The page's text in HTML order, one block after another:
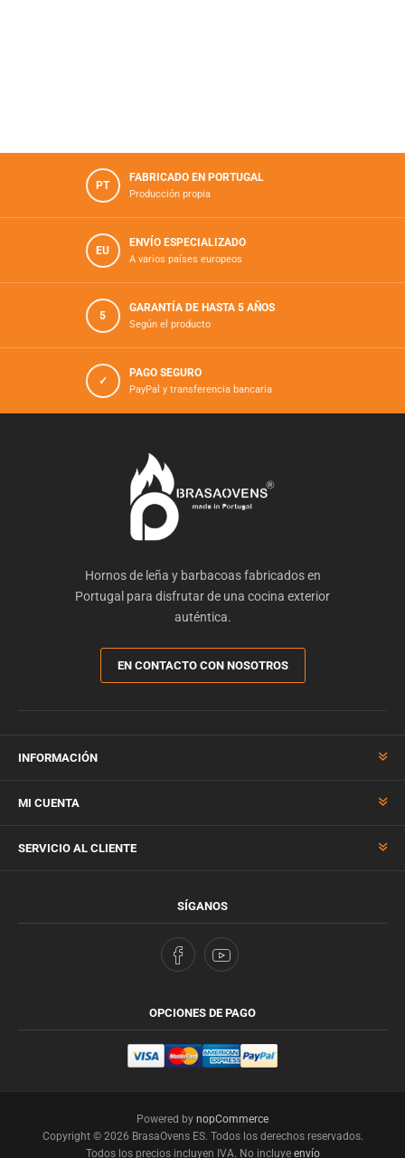
PT
FABRICADO EN PORTUGAL
Producción propia
EU
ENVÍO ESPECIALIZADO
A varios países europeos
5
GARANTÍA DE HASTA 5 AÑOS
Según el producto
✓
PAGO SEGURO
PayPal y transferencia bancaria
Hornos de leña y barbacoas fabricados en
Portugal para disfrutar de una cocina exterior
auténtica.
EN CONTACTO CON NOSOTROS
INFORMACIÓN
MI CUENTA
SERVICIO AL CLIENTE
SÍGANOS
OPCIONES DE PAGO
Powered by nopCommerce
Copyright © 2026 BrasaOvens ES. Todos los derechos reservados.
Todos los precios incluyen IVA. No incluye envío